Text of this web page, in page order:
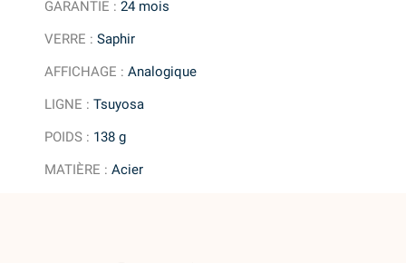
GARANTIE :24 mois
VERRE :Saphir
AFFICHAGE :Analogique
LIGNE :Tsuyosa
POIDS : 138 g
MATIÈRE :Acier